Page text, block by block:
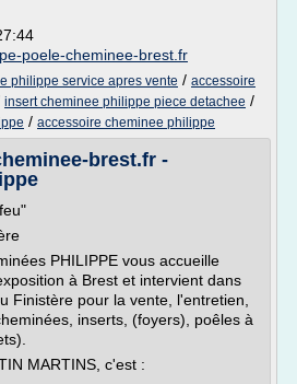
poele-cheminee-brest.fr
philippe service apres vente / accessoire
insert cheminee philippe piece detachee /
/ accessoire cheminee philippe
brest.fr -
PHILIPPE vous accueille
à Brest et intervient dans
Finistère pour la vente, l'entretien,
inserts, (foyers), poêles à
MARTINS, c'est :